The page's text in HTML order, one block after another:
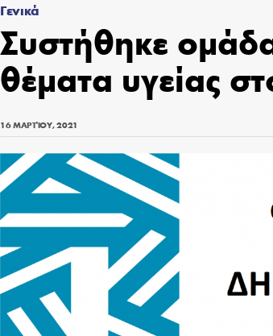
Γενικά
Συστήθηκε
θέματα υγείας
16 ΜΑΡΤΊΟΥ, 2021